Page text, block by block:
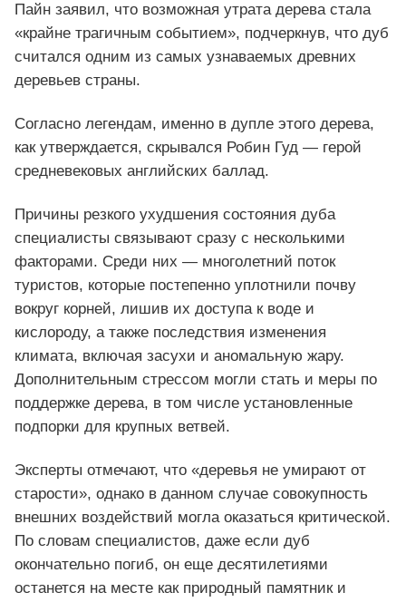
Пайн заявил, что возможная утрата дерева стала
«крайне трагичным событием», подчеркнув, что дуб
считался одним из самых узнаваемых древних
деревьев страны.
Согласно легендам, именно в дупле этого дерева,
как утверждается, скрывался Робин Гуд — герой
средневековых английских баллад.
Причины резкого ухудшения состояния дуба
специалисты связывают сразу с несколькими
факторами. Среди них — многолетний поток
туристов, которые постепенно уплотнили почву
вокруг корней, лишив их доступа к воде и
кислороду, а также последствия изменения
климата, включая засухи и аномальную жару.
Дополнительным стрессом могли стать и меры по
поддержке дерева, в том числе установленные
подпорки для крупных ветвей.
Эксперты отмечают, что «деревья не умирают от
старости», однако в данном случае совокупность
внешних воздействий могла оказаться критической.
По словам специалистов, даже если дуб
окончательно погиб, он еще десятилетиями
останется на месте как природный памятник и